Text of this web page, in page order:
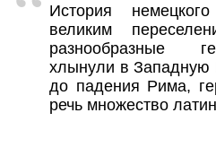
История
великим
разнообразные
хлынули в Западную
до падения Рима,
речь множество